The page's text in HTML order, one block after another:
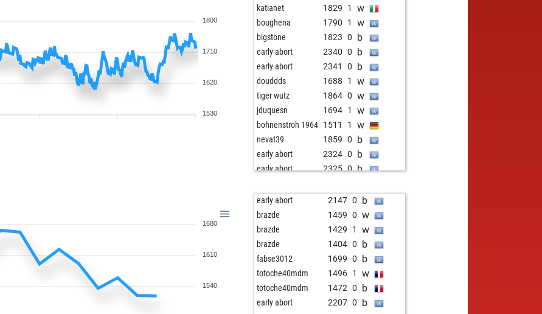
1800
1710
1620
1530
katianet 1829 1 w
boughena 1790 1 w
bigstone 1823 0 b
early abort 2340 0 b
early abort 2341 0 b
douddds 1688 1 w
tiger wutz 1864 0 w
jduquesn 1694 1 w
bohnenstroh 1964 1511 1 w
nevat39 1859 0 b
early abort 2324 0 b
early abort 2325 0 b
charlie1410 1767 0 b
csahuanay 1753 0 w
kossisking 1913 w
stried 1820 1 w
early abort 2345 0 b
early abort 2346 b
jusufi1 1903 0 w
justmightsack 1782 1 w
1680
1610
1540
early abort 2147 0 b
brazde 1459 0 w
brazde 1429 1 w
brazde 1404 0 b
fabse3012 1699 0 b
totoche40mdm 1496 1 w
totoche40mdm 1472 0 b
early abort 2207 0 b